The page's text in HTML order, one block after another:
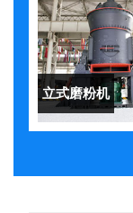
立式磨粉机